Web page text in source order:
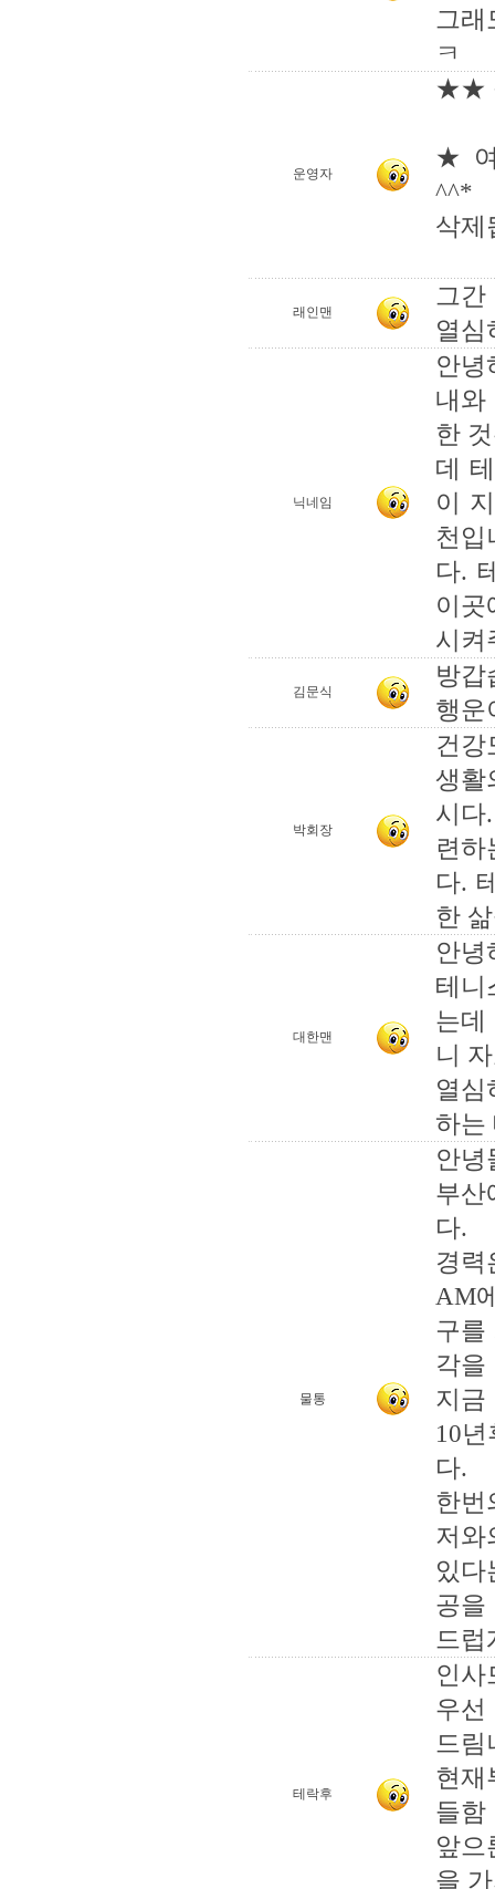
그
ㅋ
운영자
★★
★ 여
^^*
삭
래인맨
그
열심
닉네임
안녕
내와
한
데
이
천
다.
이곳
시켜
김문식
방
행운
박회장
건강
생활
시다
련
다.
한
대한맨
안녕
테니
는데
니
열심
하는
물통
안녕
부산
다.
경력
AM
구를
각을
지금
10
다.
한번
저와
있다
공을
드럽
테락후
인사
우선
드림
현재
들함
앞
을